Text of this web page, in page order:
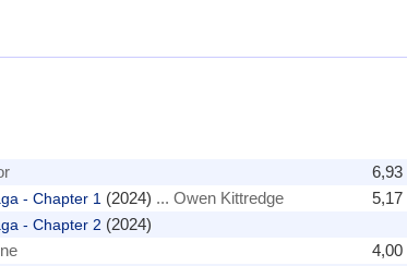
6,93
5,17
- Chapter 1 (2024) ... Owen Kittredge
- Chapter 2 (2024)
4,00